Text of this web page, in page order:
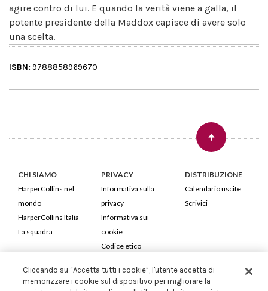
agire contro di lui. E quando la verità viene a galla, il
potente presidente della Maddox capisce di avere solo
una scelta.
ISBN: 9788858969670
CHI SIAMO
HarperCollins nel
mondo
HarperCollins Italia
La squadra
PRIVACY
Informativa sulla
privacy
Informativa sui
cookie
Codice etico
DISTRIBUZIONE
Calendario uscite
Scrivici
HarperCollins Italia S.p.A. Viale Monte Nero, 84 - 20135 Milano
Cod. Fiscale e P.IVA 05946780151 - Capitale Sociale 258.250 €
Cliccando su “Accetta tutti i cookie”, l'utente accetta di
memorizzare i cookie sul dispositivo per migliorare la